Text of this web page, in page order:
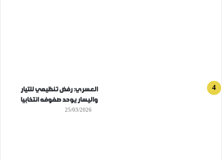
العسري: رفض تنظيمي للتيار
واليسار يوحد صفوفه انتخابيا
25/03/2026